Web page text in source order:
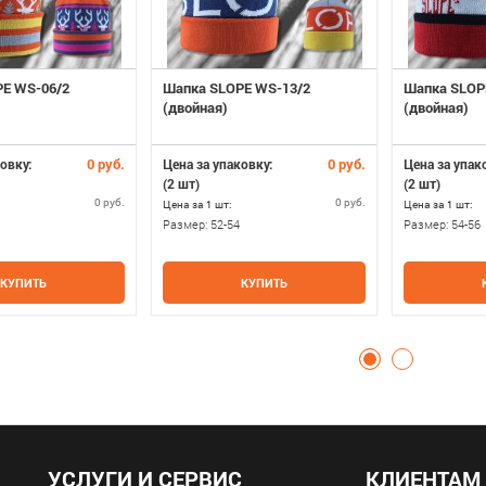
WS-06/2
0 руб.
0 руб.
КУПИТЬ
Шапка SLOPE WS-13/2
(двойная)
Цена за упаковку: 0 руб.
(2 шт)
Цена за 1 шт: 0 руб.
Размер: 52-54
КУПИТЬ
Шапка
(двойная)
Цена за
(2 шт)
Цена за 1 шт:
Размер: 54-56
УСЛУГИ И СЕРВИС КЛИЕНТАМ